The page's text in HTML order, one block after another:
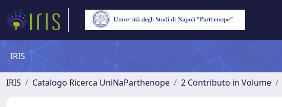
IRIS
IRIS Catalogo Ricerca UniNaParthenope 2 Contributo in Volume